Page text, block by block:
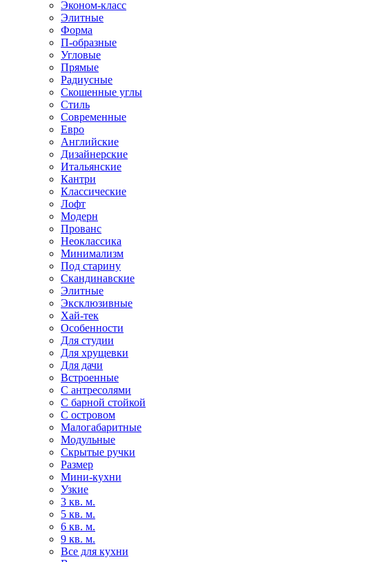
Эконом-класс
Элитные
Форма
П-образные
Угловые
Прямые
Радиусные
Скошенные углы
Стиль
Современные
Евро
Английские
Дизайнерские
Итальянские
Кантри
Классические
Лофт
Модерн
Прованс
Неоклассика
Минимализм
Под старину
Скандинавские
Элитные
Эксклюзивные
Хай-тек
Особенности
Для студии
Для хрущевки
Для дачи
Встроенные
С антресолями
С барной стойкой
С островом
Малогабаритные
Модульные
Скрытые ручки
Размер
Мини-кухни
Узкие
3 кв. м.
5 кв. м.
6 кв. м.
9 кв. м.
Все для кухни